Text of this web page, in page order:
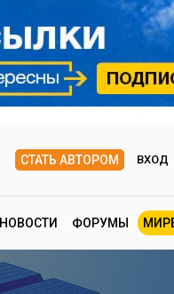
СТАТЬ АВТОРОМ ВХОД
НОВОСТИ ФОРУМЫ